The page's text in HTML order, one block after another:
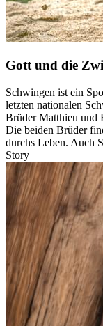
Gott und die
Schwingen ist ein
letzten nationalen
Brüder Matthieu und
Die beiden Brüder
durchs Leben. Auch
Story